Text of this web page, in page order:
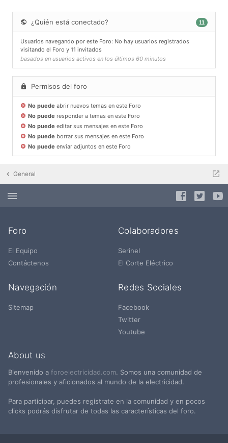
¿Quién está conectado? 11
Usuarios navegando por este Foro: No hay usuarios registrados
visitando el Foro y 11 invitados
basados en usuarios activos en los últimos 60 minutos
Permisos del foro
No puede abrir nuevos temas en este Foro
No puede responder a temas en este Foro
No puede editar sus mensajes en este Foro
No puede borrar sus mensajes en este Foro
No puede enviar adjuntos en este Foro
General
Foro
El Equipo
Contáctenos
Colaboradores
Serinel
El Corte Eléctrico
Navegación
Sitemap
Redes Sociales
Facebook
Twitter
Youtube
About us
Bienvenido a foroelectricidad.com. Somos una comunidad de
profesionales y aficionados al mundo de la electricidad.
Para participar, puedes registrate en la comunidad y en pocos
clicks podrás disfrutar de todas las características del foro.